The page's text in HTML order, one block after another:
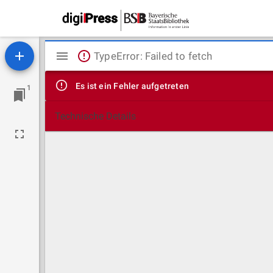
1
Mirador
Viewer
TypeError: Failed to fetch
Es ist ein Fehler aufgetreten
Technische Details